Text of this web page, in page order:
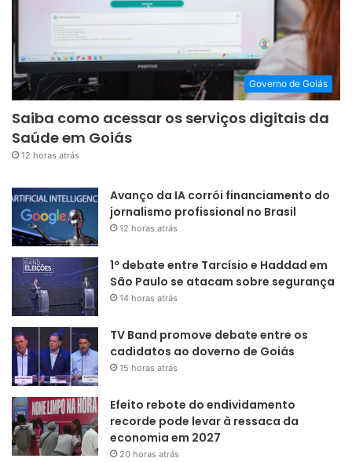
Governo de Goiás
Saiba como acessar os serviços digitais da
Saúde em Goiás
12 horas atrás
Avanço da IA corrói financiamento do
jornalismo profissional no Brasil
12 horas atrás
1º debate entre Tarcísio e Haddad em
São Paulo se atacam sobre segurança
14 horas atrás
TV Band promove debate entre os
cadidatos ao doverno de Goiás
15 horas atrás
Efeito rebote do endividamento
recorde pode levar à ressaca da
economia em 2027
20 horas atrás